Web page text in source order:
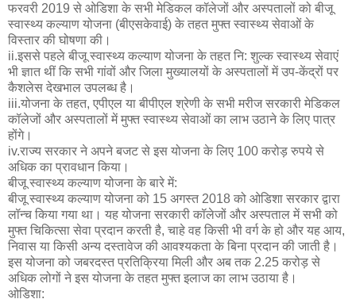
फरवरी 2019 से ओडिशा के सभी मेडिकल कॉलेजों और अस्पतालों को बीजू
स्वास्थ्य कल्याण योजना (बीएसकेवाई) के तहत मुफ्त स्वास्थ्य सेवाओं के
विस्तार की घोषणा की।
ii.इससे पहले बीजू स्वास्थ्य कल्याण योजना के तहत नि: शुल्क स्वास्थ्य सेवाएं
भी ज्ञात थीं कि सभी गांवों और जिला मुख्यालयों के अस्पतालों में उप-केंद्रों पर
कैशलेस देखभाल उपलब्ध है।
iii.योजना के तहत, एपीएल या बीपीएल श्रेणी के सभी मरीज सरकारी मेडिकल
कॉलेजों और अस्पतालों में मुफ्त स्वास्थ्य सेवाओं का लाभ उठाने के लिए पात्र
होंगे।
iv.राज्य सरकार ने अपने बजट से इस योजना के लिए 100 करोड़ रुपये से
अधिक का प्रावधान किया।
बीजू स्वास्थ्य कल्याण योजना के बारे में:
बीजू स्वास्थ्य कल्याण योजना को 15 अगस्त 2018 को ओडिशा सरकार द्वारा
लॉन्च किया गया था। यह योजना सरकारी कॉलेजों और अस्पताल में सभी को
मुफ्त चिकित्सा सेवा प्रदान करती है, चाहे वह किसी भी वर्ग के हो और यह आय,
निवास या किसी अन्य दस्तावेज की आवश्यकता के बिना प्रदान की जाती है।
इस योजना को जबरदस्त प्रतिक्रिया मिली और अब तक 2.25 करोड़ से
अधिक लोगों ने इस योजना के तहत मुफ्त इलाज का लाभ उठाया है।
ओडिशा: